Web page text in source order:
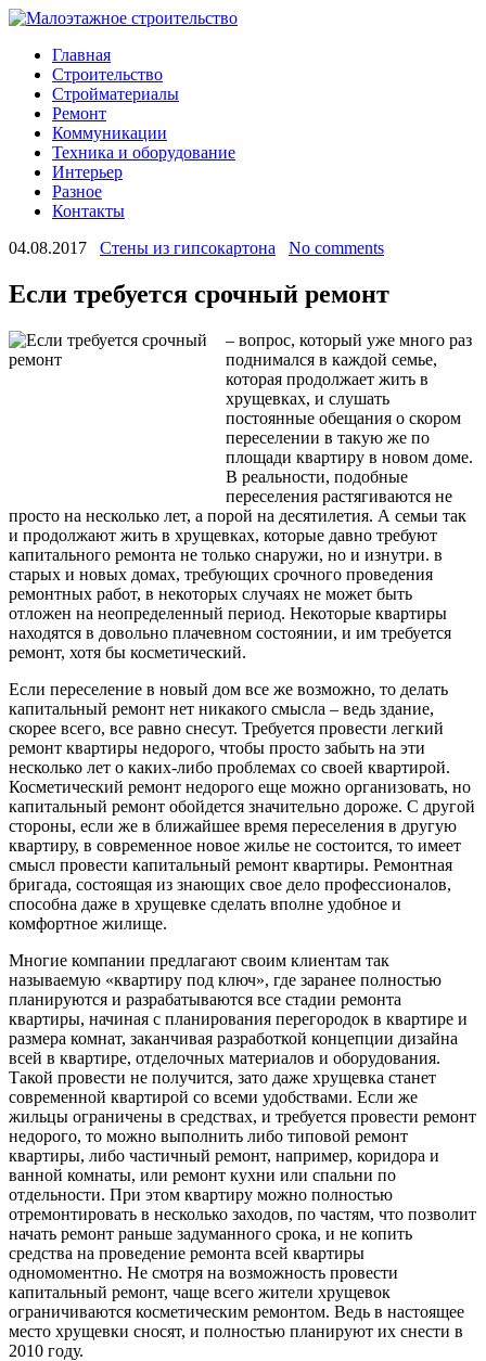
Главная
Строительство
Стройматериалы
Ремонт
Коммуникации
Техника и оборудование
Интерьер
Разное
Контакты
04.08.2017
Стены из гипсокартона No comments
Если требуется срочный ремонт
– вопрос, который уже много раз
поднимался в каждой семье,
которая продолжает жить в
хрущевках, и слушать
постоянные обещания о скором
переселении в такую же по
площади квартиру в новом доме.
В реальности, подобные
переселения растягиваются не
просто на несколько лет, а порой на десятилетия. А семьи так
и продолжают жить в хрущевках, которые давно требуют
капитального ремонта не только снаружи, но и изнутри. в
старых и новых домах, требующих срочного проведения
ремонтных работ, в некоторых случаях не может быть
отложен на неопределенный период. Некоторые квартиры
находятся в довольно плачевном состоянии, и им требуется
ремонт, хотя бы косметический.
Если переселение в новый дом все же возможно, то делать
капитальный ремонт нет никакого смысла – ведь здание,
скорее всего, все равно снесут. Требуется провести легкий
ремонт квартиры недорого, чтобы просто забыть на эти
несколько лет о каких-либо проблемах со своей квартирой.
Косметический ремонт недорого еще можно организовать, но
капитальный ремонт обойдется значительно дороже. С другой
стороны, если же в ближайшее время переселения в другую
квартиру, в современное новое жилье не состоится, то имеет
смысл провести капитальный ремонт квартиры. Ремонтная
бригада, состоящая из знающих свое дело профессионалов,
способна даже в хрущевке сделать вполне удобное и
комфортное жилище.
Многие компании предлагают своим клиентам так
называемую «квартиру под ключ», где заранее полностью
планируются и разрабатываются все стадии ремонта
квартиры, начиная с планирования перегородок в квартире и
размера комнат, заканчивая разработкой концепции дизайна
всей в квартире, отделочных материалов и оборудования.
Такой провести не получится, зато даже хрущевка станет
современной квартирой со всеми удобствами. Если же
жильцы ограничены в средствах, и требуется провести ремонт
недорого, то можно выполнить либо типовой ремонт
квартиры, либо частичный ремонт, например, коридора и
ванной комнаты, или ремонт кухни или спальни по
отдельности. При этом квартиру можно полностью
отремонтировать в несколько заходов, по частям, что позволит
начать ремонт раньше задуманного срока, и не копить
средства на проведение ремонта всей квартиры
одномоментно. Не смотря на возможность провести
капитальный ремонт, чаще всего жители хрущевок
ограничиваются косметическим ремонтом. Ведь в настоящее
место хрущевки сносят, и полностью планируют их снести в
2010 году.